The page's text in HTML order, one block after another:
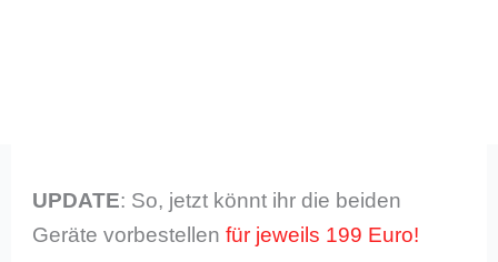
UPDATE: So, jetzt könnt ihr die beiden
Geräte vorbestellenfür jeweils 199 Euro!